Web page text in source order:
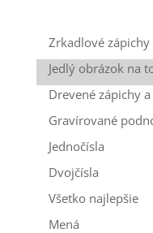
Zrkadlové zápichy
Jedlý obrázok na
Drevené zápichy
Gravírované
Jednočísla
Dvojčísla
Všetko najlepšie
Mená